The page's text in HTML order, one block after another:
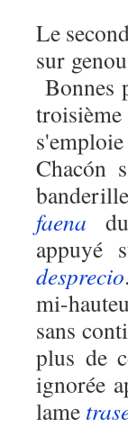
Le
sur
Bonnes
Chacón
faena
appuyé
desprecio
mi-
sans
plus de
ignorée
lame